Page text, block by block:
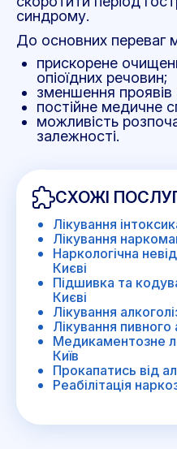
синдрому.
До основних переваг
прискорене
опіоїдних речовин;
зменшення проявів
постійне медичне
можливість
залежності.
СХОЖІ
Лікування
Лікування
Наркологічна
Києві
Підшивка та
Києві
Лікування
Лікування пивного
Медикаментозне
Київ
Прокапатись від
Реабілітація